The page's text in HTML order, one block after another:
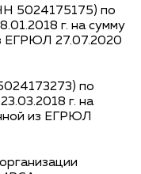
5024175175) по
г. на сумму
ЕГРЮЛ 27.07.2020
по
г. на
из ЕГРЮЛ